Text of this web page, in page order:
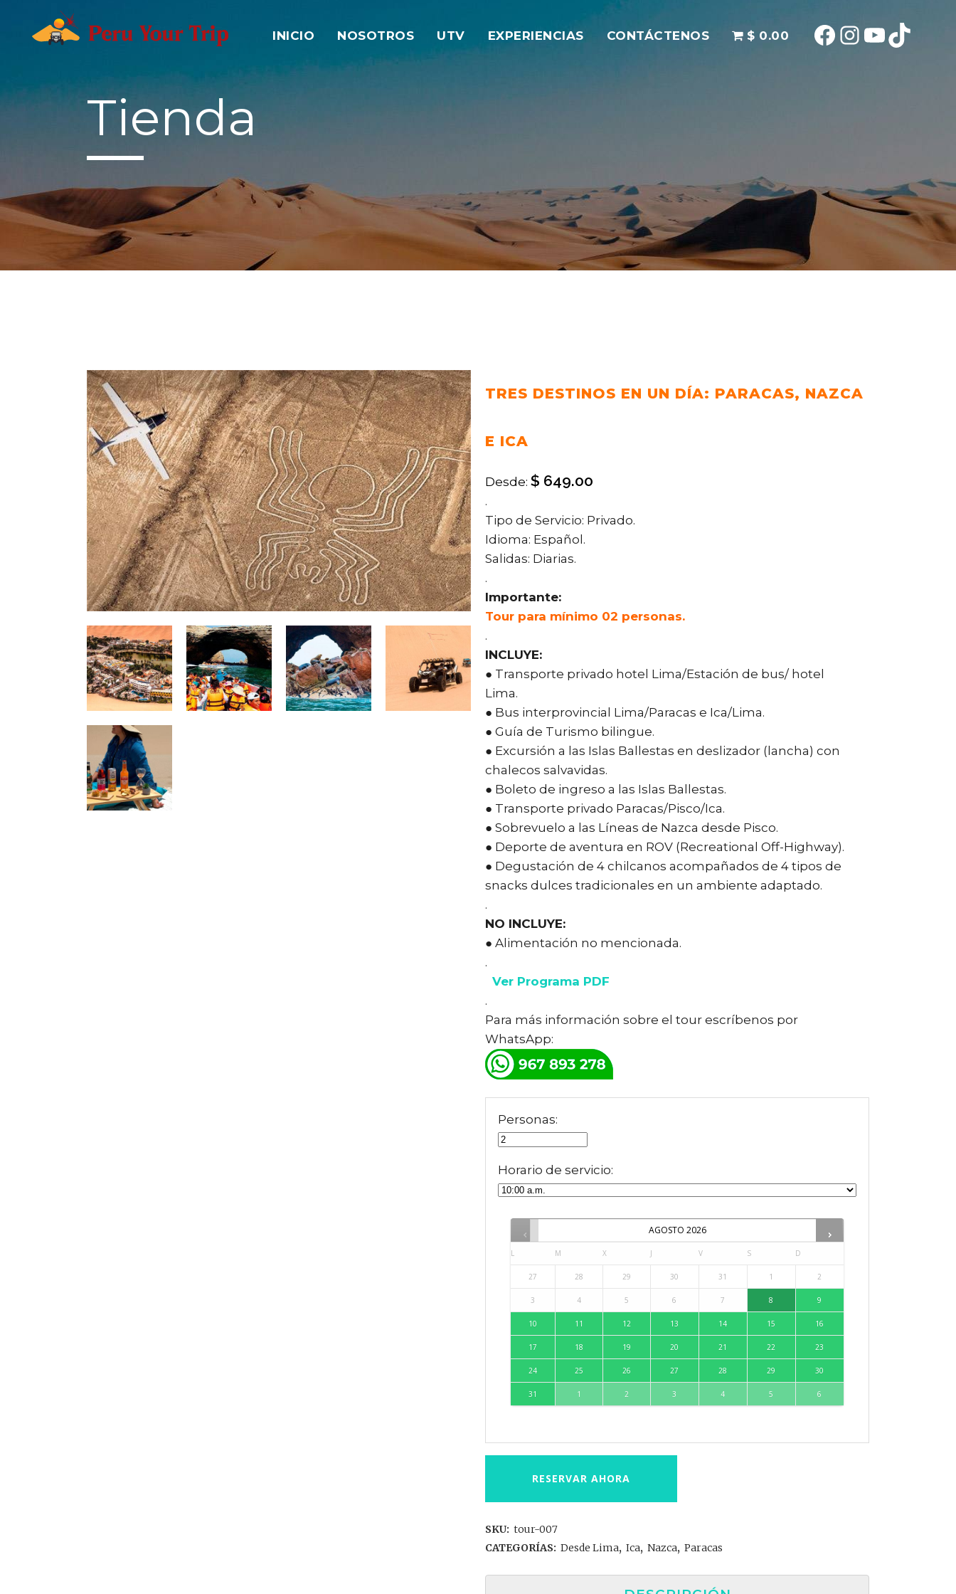
Facebook
Instagram
YouTube
TikTok
INICIO NOSOTROS UTV EXPERIENCIAS CONTÁCTENOS $ 0.00
Tienda
TRES DESTINOS EN UN DÍA: PARACAS, NAZCA
E ICA
Desde: $ 649.00
.
Tipo de Servicio: Privado.
Idioma: Español.
Salidas: Diarias.
.
Importante:
Tour para mínimo 02 personas.
.
INCLUYE:
● Transporte privado hotel Lima/Estación de bus/ hotel
Lima.
● Bus interprovincial Lima/Paracas e Ica/Lima.
● Guía de Turismo bilingue.
● Excursión a las Islas Ballestas en deslizador (lancha) con
chalecos salvavidas.
● Boleto de ingreso a las Islas Ballestas.
● Transporte privado Paracas/Pisco/Ica.
● Sobrevuelo a las Líneas de Nazca desde Pisco.
● Deporte de aventura en ROV (Recreational Off-Highway).
● Degustación de 4 chilcanos acompañados de 4 tipos de
snacks dulces tradicionales en un ambiente adaptado.
.
NO INCLUYE:
● Alimentación no mencionada.
.
Ver Programa PDF
.
Para más información sobre el tour escríbenos por
WhatsApp:
Personas:
Horario de servicio:
AGOSTO 2026
L M X J V S D
27 28 29 30 31 1 2
3 4 5 6 7 8 9
10 11 12 13 14 15 16
17 18 19 20 21 22 23
24 25 26 27 28 29 30
31 1 2 3 4 5 6
RESERVAR AHORA
SKU: tour-007
CATEGORÍAS: Desde Lima, Ica, Nazca, Paracas